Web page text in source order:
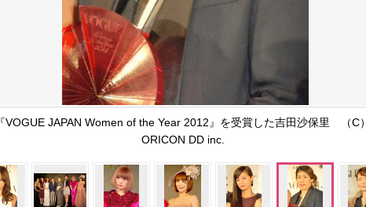
『VOGUE JAPAN Women of the Year 2012』を受賞した吉田沙保里 （C）
ORICON DD inc.